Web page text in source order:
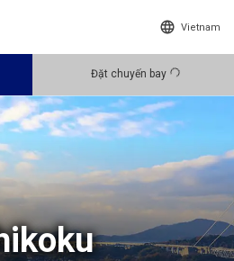
Vietnam
Đặt chuyến bay